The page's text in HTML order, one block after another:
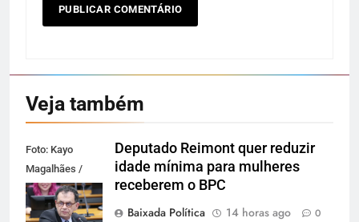
Veja também
Foto: Kayo
Magalhães /
Câmara dos
Deputados
Deputado Reimont quer reduzir
idade mínima para mulheres
receberem o BPC
Baixada Política
14 horas ago 0